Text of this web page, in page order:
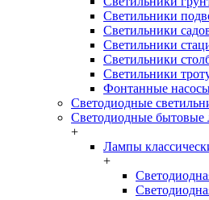
Светильники
Светильники
Светильники
Светильники
Светильники
Фонтанные
Светодиодные
Светодиодные бытовые
+
Лампы
+